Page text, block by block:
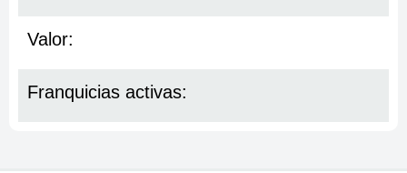
Valor:
Franquicias activas: